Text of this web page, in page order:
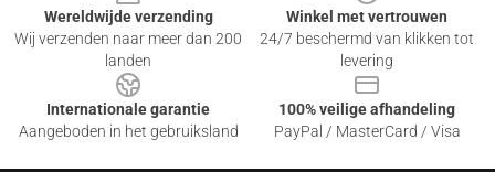
Wereldwijde verzending
Wij verzenden naar meer dan 200
landen
Winkel met vertrouwen
24/7 beschermd van klikken tot
levering
Internationale garantie
Aangeboden in het gebruiksland
100% veilige afhandeling
PayPal / MasterCard / Visa